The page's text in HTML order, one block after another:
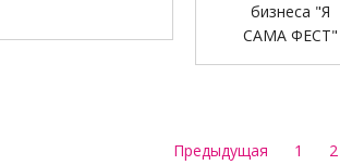
бизнеса "Я
САМА ФЕСТ"
Предыдущая 1 2